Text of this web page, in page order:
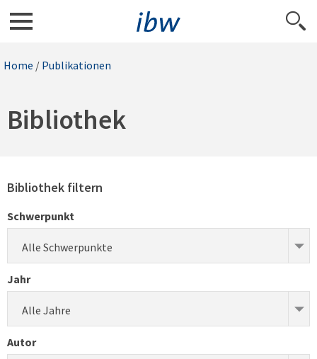
Home / Publikationen
Bibliothek
Bibliothek filtern
Schwerpunkt
Alle Schwerpunkte
Jahr
Alle Jahre
Autor